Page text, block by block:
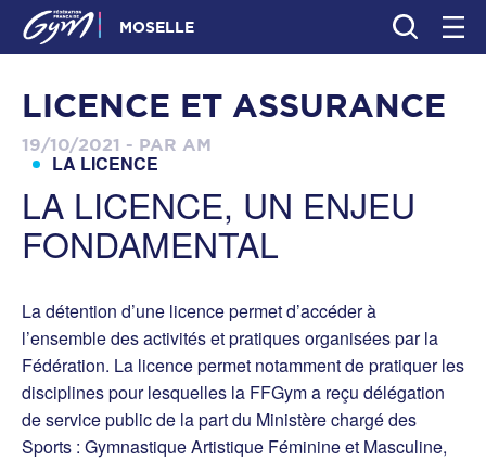
MOSELLE
LICENCE ET ASSURANCE
19/10/2021 - PAR AM
LA LICENCE
LA LICENCE, UN ENJEU
FONDAMENTAL
La détention d’une licence permet d’accéder à
l’ensemble des activités et pratiques organisées par la
Fédération. La licence permet notamment de pratiquer les
disciplines pour lesquelles la FFGym a reçu délégation
de service public de la part du Ministère chargé des
Sports : Gymnastique Artistique Féminine et Masculine,